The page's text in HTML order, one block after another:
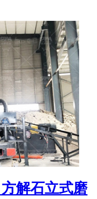
方解石立式磨